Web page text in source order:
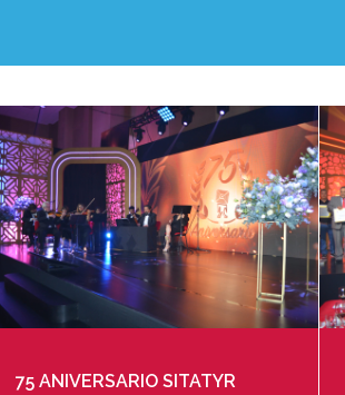
75 ANIVERSARIO SITATYR